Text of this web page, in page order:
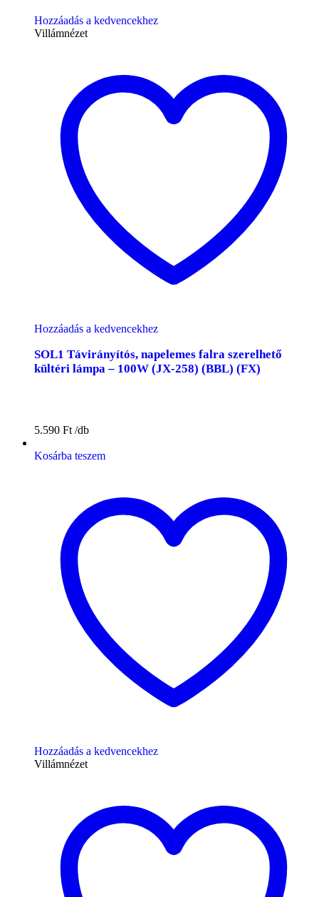
Hozzáadás a kedvencekhez
Villámnézet
Hozzáadás a kedvencekhez
SOL1 Távirányítós, napelemes falra szerelhető
kültéri lámpa – 100W (JX-258) (BBL) (FX)
5.590 Ft
Kosárba teszem
Hozzáadás a kedvencekhez
Villámnézet